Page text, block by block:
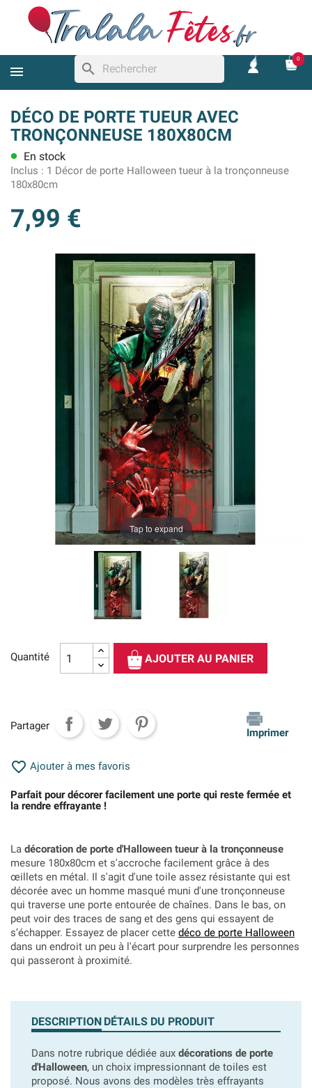
search
0
DÉCO DE PORTE TUEUR AVEC
TRONÇONNEUSE 180X80CM
lens En stock
Inclus : 1 Décor de porte Halloween tueur à la tronçonneuse
180x80cm
7,99 €
Tap to expand
Quantité AJOUTER AU PANIER
Partager
Imprimer
 Ajouter à mes favoris
Parfait pour décorer facilement une porte qui reste fermée et
la rendre effrayante !
La décoration de porte d'Halloween tueur à la tronçonneuse
mesure 180x80cm et s'accroche facilement grâce à des
œillets en métal. Il s'agit d'une toile assez résistante qui est
décorée avec un homme masqué muni d'une tronçonneuse
qui traverse une porte entourée de chaînes. Dans le bas, on
peut voir des traces de sang et des gens qui essayent de
s’échapper. Essayez de placer cette déco de porte Halloween
dans un endroit un peu à l'écart pour surprendre les personnes
qui passeront à proximité.
DESCRIPTION DÉTAILS DU PRODUIT
Dans notre rubrique dédiée aux décorations de porte
d'Halloween, un choix impressionnant de toiles est
proposé. Nous avons des modèles très effrayants